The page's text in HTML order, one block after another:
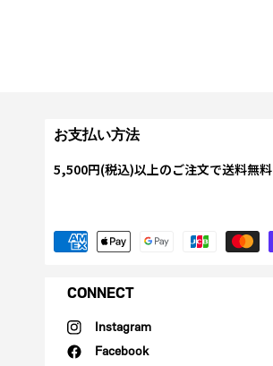
お支払い方法
5,500円(税込)以上のご注文で送料無料
CONNECT
Instagram
Facebook